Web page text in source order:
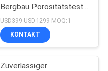
Bergbau Porositätstest
für Kunststoff
USD399-USD1299 MOQ:1
KONTAKT
Zuverlässiger